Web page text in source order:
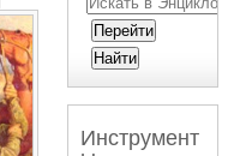
Инструмент